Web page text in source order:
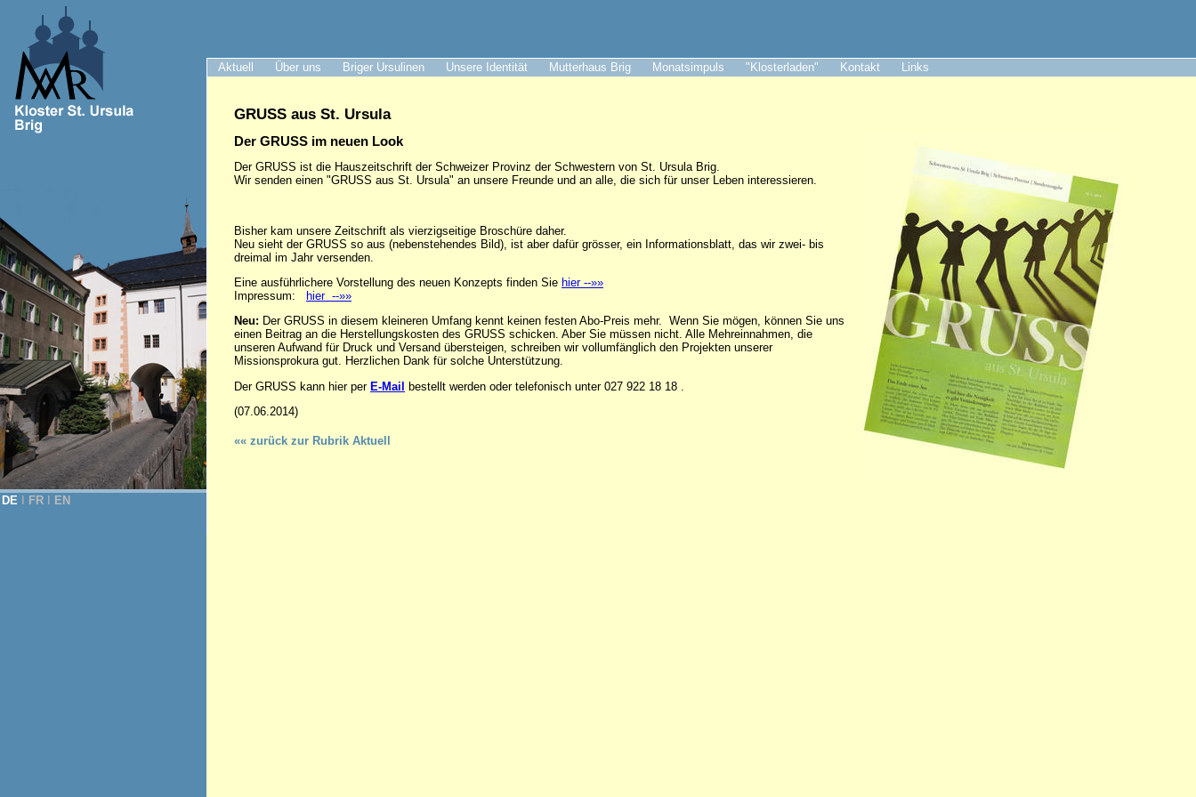
Aktuell Über uns Briger Ursulinen Unsere Identität Mutterhaus Brig Monatsimpuls "Klosterladen" Kontakt Links
DE FR EN
GRUSS aus St. Ursula
Der GRUSS im neuen Look
Der GRUSS ist die Hauszeitschrift der Schweizer Provinz der Schwestern von St. Ursula Brig.
Wir senden einen "GRUSS aus St. Ursula" an unsere Freunde und an alle, die sich für unser Leben interessieren.
Bisher kam unsere Zeitschrift als vierzigseitige Broschüre daher.
Neu sieht der GRUSS so aus (nebenstehendes Bild), ist aber dafür grösser, ein Informationsblatt, das wir zwei- bis
dreimal im Jahr versenden.
Eine ausführlichere Vorstellung des neuen Konzepts finden Sie hier --»»
Impressum:
hier --»»
Neu: Der GRUSS in diesem kleineren Umfang kennt keinen festen Abo-Preis mehr. Wenn Sie mögen, können Sie uns
einen Beitrag an die Herstellungskosten des GRUSS schicken. Aber Sie müssen nicht. Alle Mehreinnahmen, die
unseren Aufwand für Druck und Versand übersteigen, schreiben wir vollumfänglich den Projekten unserer
Missionsprokura gut. Herzlichen Dank für solche Unterstützung.
Der GRUSS kann hier per E-Mail
bestellt werden oder telefonisch unter 027 922 18 18 .
(07.06.2014)
«« zurück zur Rubrik Aktuell